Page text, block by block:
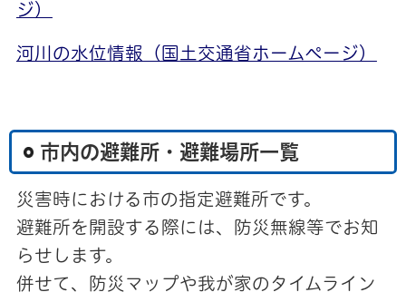
ジ）
河川の水位情報（国土交通省ホームページ）
市内の避難所・避難場所一覧
災害時における市の指定避難所です。
避難所を開設する際には、防災無線等でお知
らせします。
併せて、防災マップや我が家のタイムライン